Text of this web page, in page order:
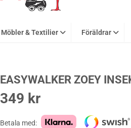
Möbler & Textilier Föräldrar
EASYWALKER ZOEY
349 kr
Betala med: